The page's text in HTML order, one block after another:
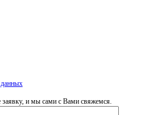
заявку, и мы сами с Вами свяжемся.